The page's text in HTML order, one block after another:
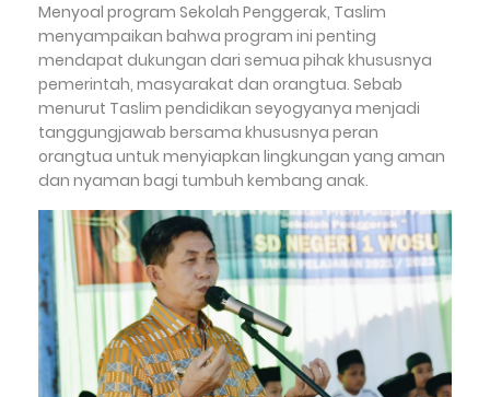
Menyoal program Sekolah Penggerak, Taslim
menyampaikan bahwa program ini penting
mendapat dukungan dari semua pihak khususnya
pemerintah, masyarakat dan orangtua. Sebab
menurut Taslim pendidikan seyogyanya menjadi
tanggungjawab bersama khususnya peran
orangtua untuk menyiapkan lingkungan yang aman
dan nyaman bagi tumbuh kembang anak.